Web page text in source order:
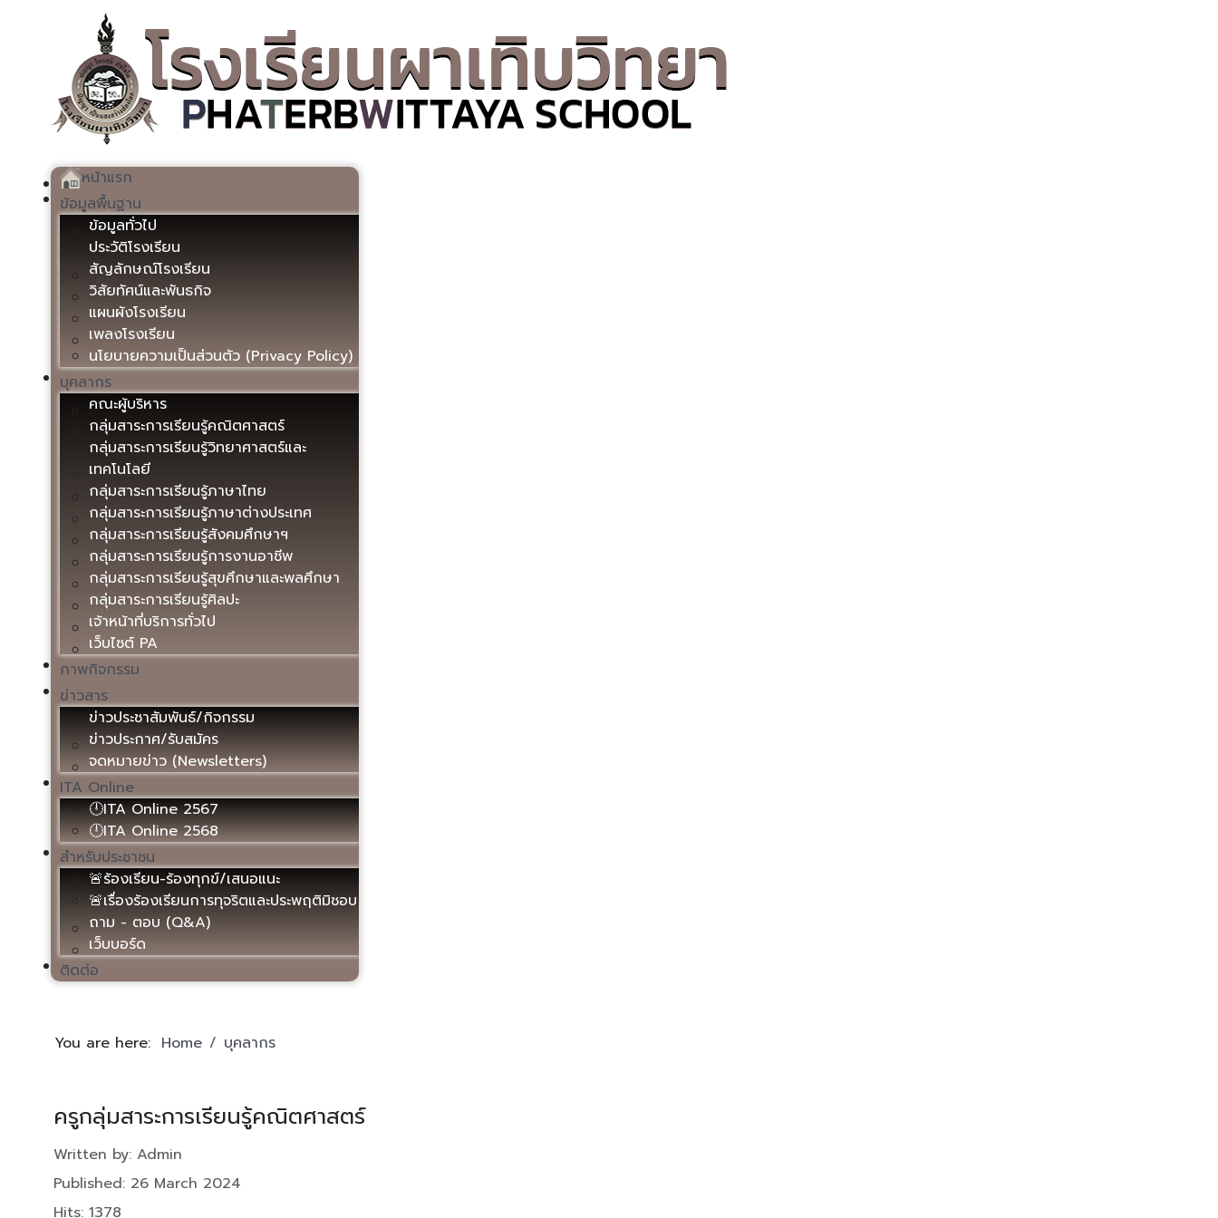
หน้าแรก
ข้อมูลพื้นฐาน
ข้อมูลทั่วไป
ประวัติโรงเรียน
สัญลักษณ์โรงเรียน
วิสัยทัศน์และพันธกิจ
แผนผังโรงเรียน
เพลงโรงเรียน
นโยบายความเป็นส่วนตัว (Privacy Policy)
บุคลากร
คณะผู้บริหาร
กลุ่มสาระการเรียนรู้คณิตศาสตร์
กลุ่มสาระการเรียนรู้วิทยาศาสตร์และ
เทคโนโลยี
กลุ่มสาระการเรียนรู้ภาษาไทย
กลุ่มสาระการเรียนรู้ภาษาต่างประเทศ
กลุ่มสาระการเรียนรู้สังคมศึกษาฯ
กลุ่มสาระการเรียนรู้การงานอาชีพ
กลุ่มสาระการเรียนรู้สุขศึกษาและพลศึกษา
กลุ่มสาระการเรียนรู้ศิลปะ
เจ้าหน้าที่บริการทั่วไป
เว็บไซต์ PA
ภาพกิจกรรม
ข่าวสาร
ข่าวประชาสัมพันธ์/กิจกรรม
ข่าวประกาศ/รับสมัคร
จดหมายข่าว (Newsletters)
ITA Online
🕛ITA Online 2567
🕛ITA Online 2568
สำหรับประชาชน
🚨ร้องเรียน-ร้องทุกข์/เสนอแนะ
🚨เรื่องร้องเรียนการทุจริตและประพฤติมิชอบ
ถาม - ตอบ (Q&A)
เว็บบอร์ด
ติดต่อ
You are here: Home บุคลากร
ครูกลุ่มสาระการเรียนรู้คณิตศาสตร์
Details
Written by: Admin
Published: 26 March 2024
Hits: 1378